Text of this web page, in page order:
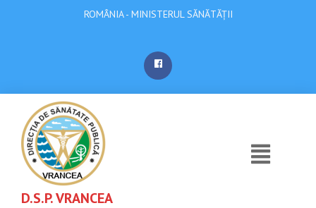
ROMÂNIA - MINISTERUL SĂNĂTĂȚII
D.S.P. VRANCEA